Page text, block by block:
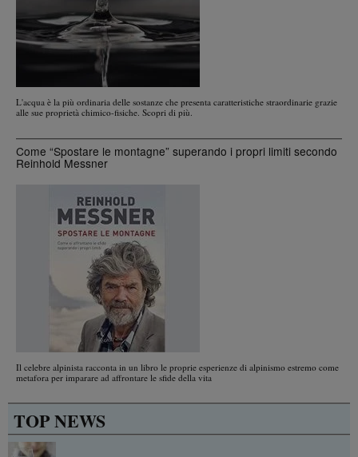
L'acqua è la più ordinaria delle sostanze che presenta caratteristiche straordinarie grazie
alle sue proprietà chimico-fisiche. Scopri di più.
Come “Spostare le montagne” superando i propri limiti secondo
Reinhold Messner
Il celebre alpinista racconta in un libro le proprie esperienze di alpinismo estremo come
metafora per imparare ad affrontare le sfide della vita
TOP NEWS